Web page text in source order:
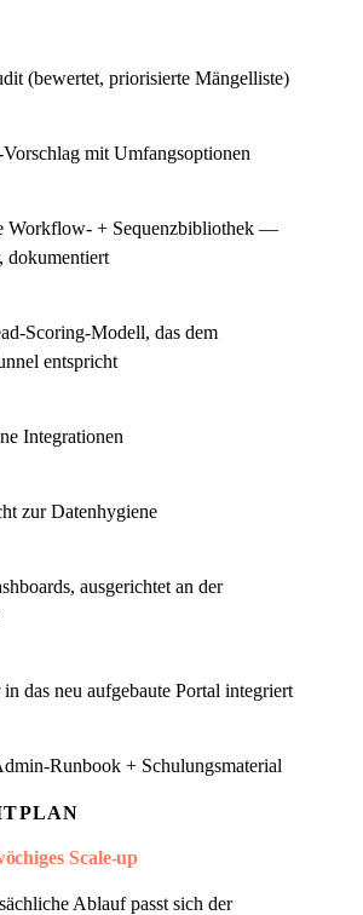
(bewertet, priorisierte Mängelliste)
mit Umfangsoptionen
Workflow- + Sequenzbibliothek —
dokumentiert
Scoring-Modell, das dem
entspricht
Integrationen
zur Datenhygiene
ausgerichtet an der
das neu aufgebaute Portal integriert
Runbook + Schulungsmaterial
Scale-up
Ablauf passt sich der